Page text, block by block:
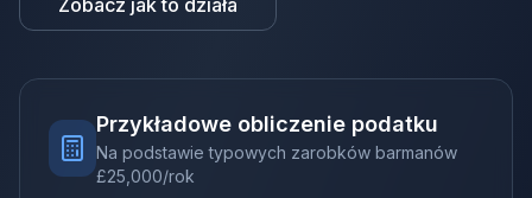
Zobacz jak to działa
Przykładowe obliczenie podatku
Na podstawie typowych zarobków barmanów
£25,000/rok